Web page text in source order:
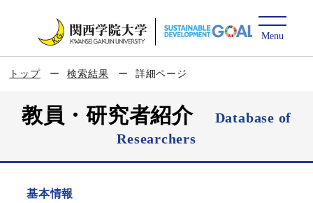
トップ 検索結果 詳細ページ
教員・研究者紹介
Database of
Researchers
基本情報